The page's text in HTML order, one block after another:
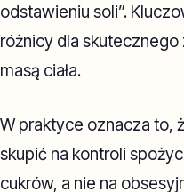
odstawieniu soli”.
różnicy dla
masą ciała.
W praktyce oznacza to,
skupić na kontroli
cukrów, a nie na